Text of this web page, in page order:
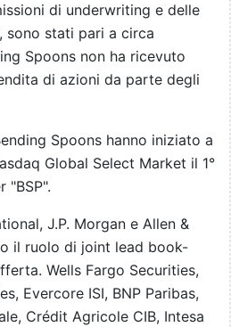
di underwriting e delle
stati pari a circa
Spoons non ha ricevuto
di azioni da parte degli
Spoons hanno iniziato a
Global Select Market il 1°
"BSP".
J.P. Morgan e Allen &
il ruolo di joint lead book-
Wells Fargo Securities,
Evercore ISI, BNP Paribas,
Crédit Agricole CIB, Intesa